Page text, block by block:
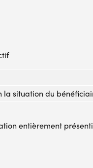
la situation du
entièrement